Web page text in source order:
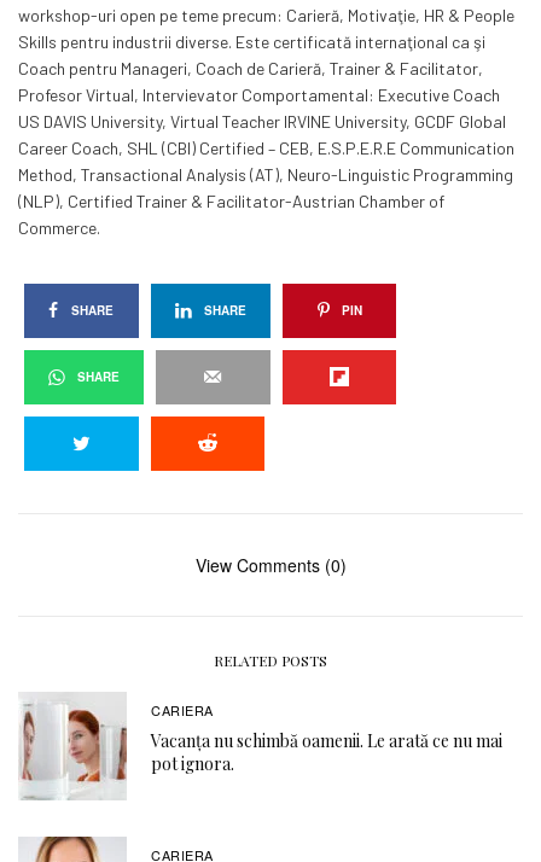
workshop-uri open pe teme precum: Carieră, Motivaţie, HR & People
Skills pentru industrii diverse. Este certificată internaţional ca şi
Coach pentru Manageri, Coach de Carieră, Trainer & Facilitator,
Profesor Virtual, Intervievator Comportamental: Executive Coach
US DAVIS University, Virtual Teacher IRVINE University, GCDF Global
Career Coach, SHL (CBI) Certified – CEB, E.S.P.E.R.E Communication
Method, Transactional Analysis (AT), Neuro-Linguistic Programming
(NLP), Certified Trainer & Facilitator-Austrian Chamber of
Commerce.
SHARE SHARE PIN
SHARE
View Comments (0)
RELATED POSTS
CARIERA
Vacanța nu schimbă oamenii. Le arată ce nu mai
pot ignora.
CARIERA